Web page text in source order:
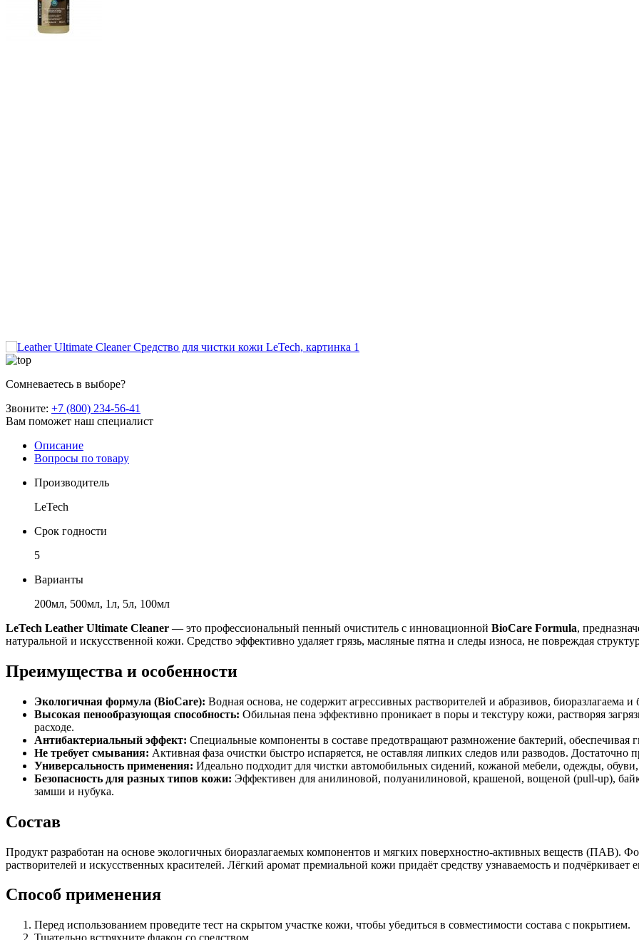
Сомневаетесь в выборе?
Звоните: +7 (800) 234-56-41
Вам поможет наш специалист
Описание
Вопросы по товару
Производитель
LeTech
Срок годности
5
Варианты
200мл, 500мл, 1л, 5л, 100мл
LeTech Leather Ultimate Cleaner — это профессиональный пенный очиститель с инновационной BioCare Formula,
натуральной и искусственной кожи. Средство эффективно удаляет грязь, масляные пятна и следы износа, не повреждая
Преимущества и особенности
Экологичная формула (BioCare): Водная основа, не содержит агрессивных растворителей и абразивов, биоразлагаема
Высокая пенообразующая способность: Обильная пена эффективно проникает в поры и текстуру кожи, растворяя
расходе.
Антибактериальный эффект: Специальные компоненты в составе предотвращают размножение бактерий, обеспечивая
Не требует смывания: Активная фаза очистки быстро испаряется, не оставляя липких следов или разводов. Достаточно
Универсальность применения: Идеально подходит для чистки автомобильных сидений, кожаной мебели, одежды, обуви,
Безопасность для разных типов кожи: Эффективен для анилиновой, полуанилиновой, крашеной, вощеной (pull-up),
замши и нубука.
Состав
Продукт разработан на основе экологичных биоразлагаемых компонентов и мягких поверхностно-активных веществ (ПАВ).
растворителей и искусственных красителей. Лёгкий аромат премиальной кожи придаёт средству узнаваемость и подчёркивает
Способ применения
Перед использованием проведите тест на скрытом участке кожи, чтобы убедиться в совместимости состава с покрытием.